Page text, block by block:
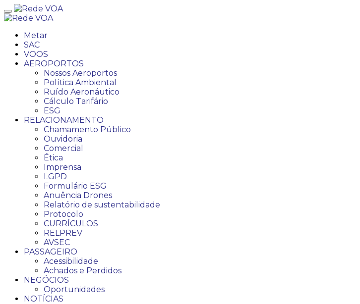
Metar
SAC
VOOS
AEROPORTOS
Nossos Aeroportos
Política Ambiental
Ruído Aeronáutico
Cálculo Tarifário
ESG
RELACIONAMENTO
Chamamento Público
Ouvidoria
Comercial
Ética
Imprensa
LGPD
Formulário ESG
Anuência Drones
Relatório de sustentabilidade
Protocolo
CURRÍCULOS
RELPREV
AVSEC
PASSAGEIRO
Acessibilidade
Achados e Perdidos
NEGÓCIOS
Oportunidades
NOTÍCIAS